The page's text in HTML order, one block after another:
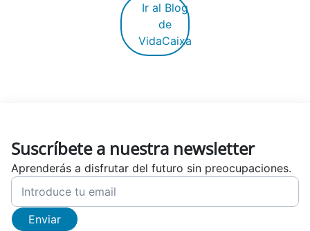
Ir al Blog
de
VidaCaixa
Suscríbete a nuestra newsletter
Aprenderás a disfrutar del futuro sin preocupaciones.
Enviar